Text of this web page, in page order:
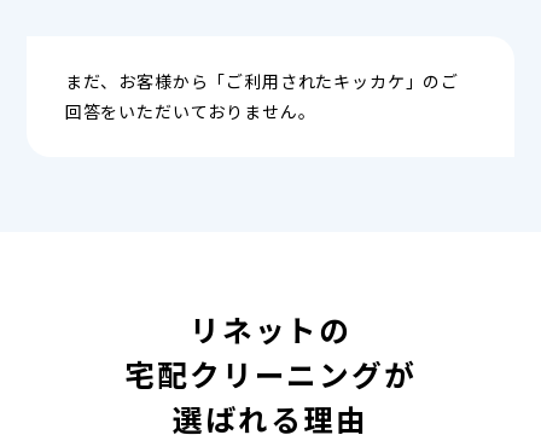
まだ、お客様から「ご利用されたキッカケ」のご
回答をいただいておりません。
リネットの
宅配クリーニングが
選ばれる理由